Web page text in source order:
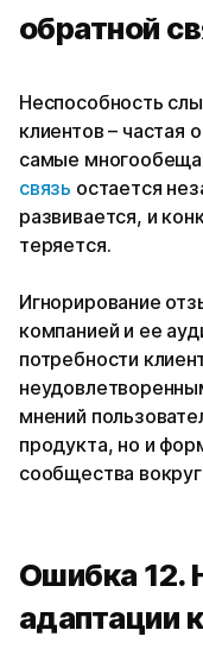
обратной
Неспособность
клиентов –
самые
связь остается
развивается, и
теряется.
Игнорирование
компанией и ее
потребности
мнений
продукта, но и
сообщества
Ошибка 12.
адаптации